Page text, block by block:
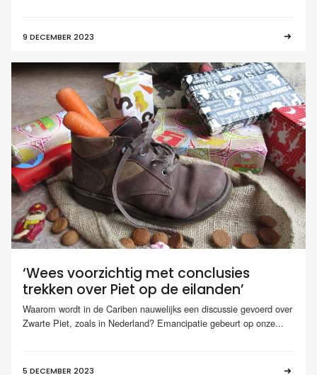
9 DECEMBER 2023
‘Wees voorzichtig met conclusies
trekken over Piet op de eilanden’
Waarom wordt in de Cariben nauwelijks een discussie gevoerd over
Zwarte Piet, zoals in Nederland? Emancipatie gebeurt op onze...
5 DECEMBER 2023